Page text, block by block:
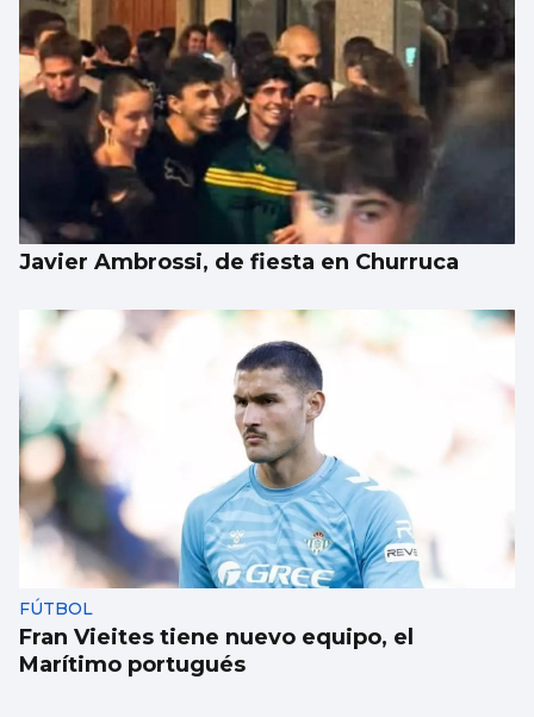
Javier Ambrossi, de fiesta en Churruca
FÚTBOL
Fran Vieites tiene nuevo equipo, el
Marítimo portugués